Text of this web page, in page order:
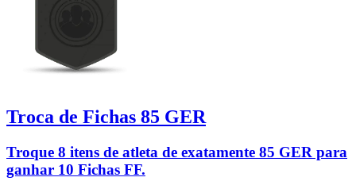
Troca de Fichas 85 GER
Troque 8 itens de atleta de exatamente 85 GER para
ganhar 10 Fichas FF.